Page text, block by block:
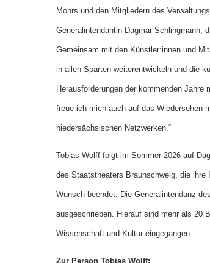
Mohrs und den Mitgliedern des
Generalintendantin Dagmar Schlingmann,
Gemeinsam mit den Künstler:innen und
in allen Sparten weiterentwickeln und die
Herausforderungen der kommenden
freue ich mich auch auf das Wiedersehen
niedersächsischen Netzwerken.“
Tobias Wolff folgt im Sommer 2026 auf
des Staatstheaters Braunschweig, die ihre
Wunsch beendet. Die Generalintendanz
ausgeschrieben. Hierauf sind mehr als 20
Wissenschaft und Kultur eingegangen.
Zur Person Tobias Wolff: